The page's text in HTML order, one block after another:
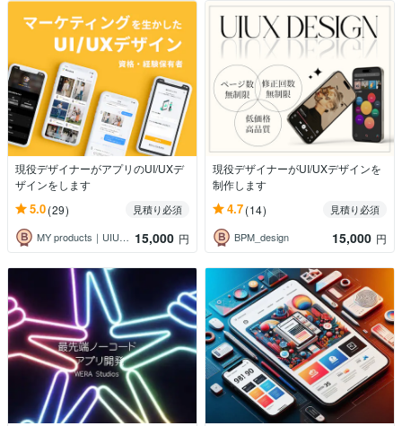
現役デザイナーがアプリのUI/UXデ
ザインをします
5.0(29)
見積り必須
MY products｜UIUX・Web 15,000 円
現役デザイナーがUI/UXデザインを
制作します
4.7(14)
見積り必須
BPM_design
15,000 円